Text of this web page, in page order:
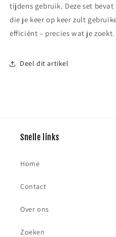
tijdens gebruik. Deze set
die je keer op keer zult
efficiënt – precies wat je zoekt.
Deel dit artikel
Snelle links
Home
Contact
Over ons
Zoeken